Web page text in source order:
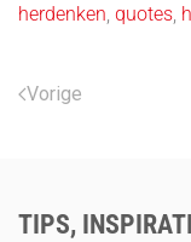
herdenken, quotes,
Vorige
TIPS,